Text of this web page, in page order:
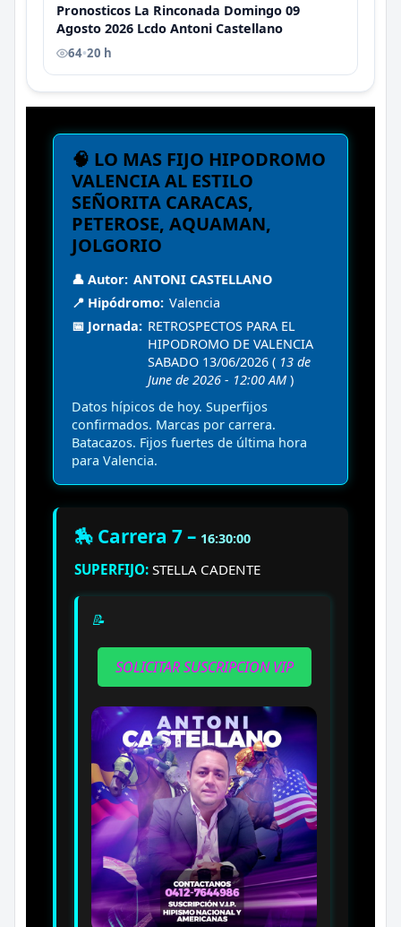
Pronosticos La Rinconada Domingo 09
Agosto 2026 Lcdo Antoni Castellano
64•20 h
🧠 LO MAS FIJO HIPODROMO
VALENCIA AL ESTILO
SEÑORITA CARACAS,
PETEROSE, AQUAMAN,
JOLGORIO
👤 Autor: ANTONI CASTELLANO
📍 Hipódromo: Valencia
📅 Jornada: RETROSPECTOS PARA EL
HIPODROMO DE VALENCIA
SABADO 13/06/2026 ( 13 de
June de 2026 - 12:00 AM )
Datos hípicos de hoy. Superfijos
confirmados. Marcas por carrera.
Batacazos. Fijos fuertes de última hora
para Valencia.
🏇 Carrera 7 – 16:30:00
SUPERFIJO: STELLA CADENTE
📝
SOLICITAR SUSCRIPCION VIP